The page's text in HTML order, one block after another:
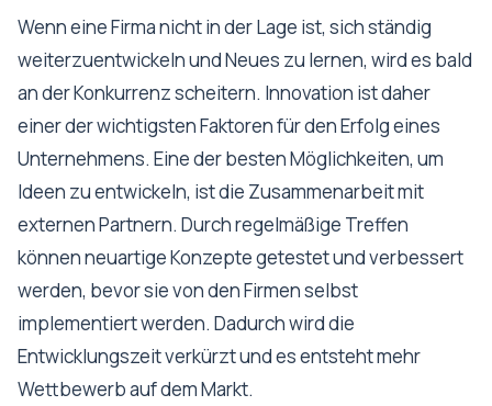
Wenn eine Firma nicht in der Lage ist, sich ständig
weiterzuentwickeln und Neues zu lernen, wird es bald
an der Konkurrenz scheitern. Innovation ist daher
einer der wichtigsten Faktoren für den Erfolg eines
Unternehmens. Eine der besten Möglichkeiten, um
Ideen zu entwickeln, ist die Zusammenarbeit mit
externen Partnern. Durch regelmäßige Treffen
können neuartige Konzepte getestet und verbessert
werden, bevor sie von den Firmen selbst
implementiert werden. Dadurch wird die
Entwicklungszeit verkürzt und es entsteht mehr
Wettbewerb auf dem Markt.